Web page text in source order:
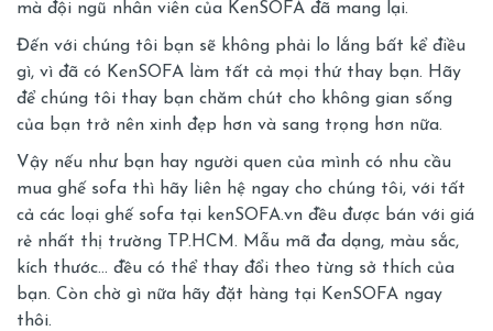
mà đội ngũ nhân viên của KenSOFA đã mang lại.
Đến với chúng tôi bạn sẽ không phải lo lắng bất kể điều
gì, vì đã có KenSOFA làm tất cả mọi thứ thay bạn. Hãy
để chúng tôi thay bạn chăm chút cho không gian sống
của bạn trở nên xinh đẹp hơn và sang trọng hơn nữa.
Vậy nếu như bạn hay người quen của mình có nhu cầu
mua ghế sofa thì hãy liên hệ ngay cho chúng tôi, với tất
cả các loại ghế sofa tại kenSOFA.vn đều được bán với giá
rẻ nhất thị trường TP.HCM. Mẫu mã đa dạng, màu sắc,
kích thước… đều có thể thay đổi theo từng sở thích của
bạn. Còn chờ gì nữa hãy đặt hàng tại KenSOFA ngay
thôi.